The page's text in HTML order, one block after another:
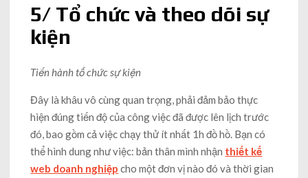
5/ Tổ chức và theo dõi sự
kiện
Tiến hành tổ chức sự kiện
Đây là khâu vô cùng quan trọng, phải đảm bảo thực
hiện đúng tiến độ của công việc đã được lên lịch trước
đó, bao gồm cả việc chạy thử ít nhất 1h đồ hồ. Bạn có
thể hình dung như việc: bản thân mình nhận thiết kế
web doanh nghiệp cho một đơn vị nào đó và thời gian